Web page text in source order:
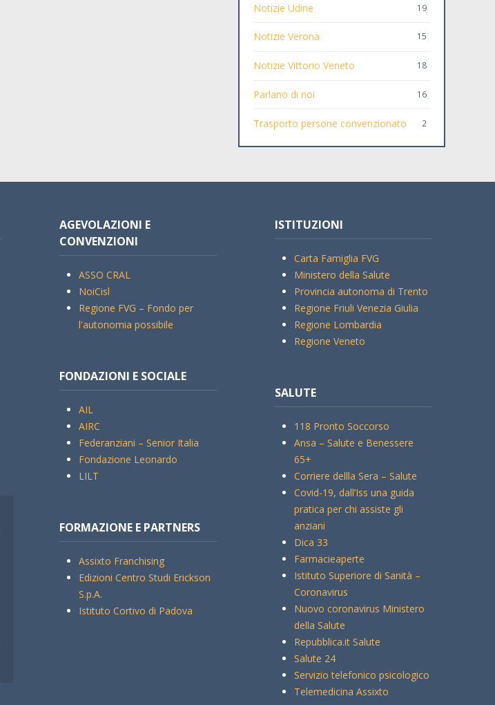
Notizie Udine 19
Notizie Verona 15
Notizie Vittorio Veneto 18
Parlano di noi 16
Trasporto persone convenzionato 2
AGEVOLAZIONI E
CONVENZIONI
ASSO CRAL
NoiCisl
Regione FVG – Fondo per
l'autonomia possibile
FONDAZIONI E SOCIALE
AIL
AIRC
Federanziani – Senior Italia
Fondazione Leonardo
LILT
FORMAZIONE E PARTNERS
Assixto Franchising
Edizioni Centro Studi Erickson
S.p.A.
Istituto Cortivo di Padova
ISTITUZIONI
Carta Famiglia FVG
Ministero della Salute
Provincia autonoma di Trento
Regione Friuli Venezia Giulia
Regione Lombardia
Regione Veneto
SALUTE
118 Pronto Soccorso
Ansa – Salute e Benessere
65+
Corriere dellla Sera – Salute
Covid-19, dall’Iss una guida
pratica per chi assiste gli
anziani
Dica 33
Farmacieaperte
Istituto Superiore di Sanità –
Coronavirus
Nuovo coronavirus Ministero
della Salute
Repubblica.it Salute
Salute 24
Servizio telefonico psicologico
Telemedicina Assixto